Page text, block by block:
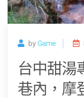
byGame
台中甜湯
巷內，摩